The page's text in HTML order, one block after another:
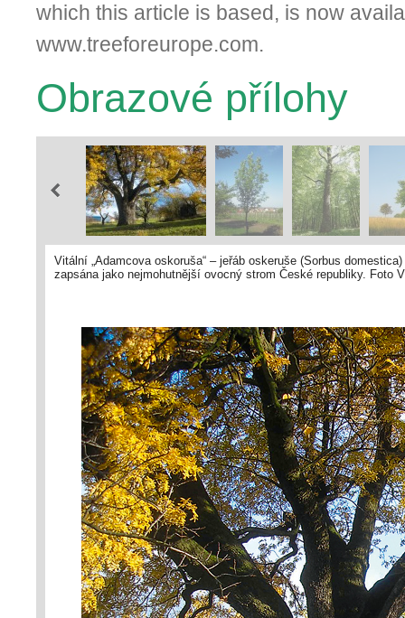
which this article is based, is now
www.treeforeurope.com.
Obrazové přílohy
Vitální „Adamcova oskoruša“ – jeřáb oskeruše (Sorbus
zapsána jako nejmohutnější ovocný strom České republiky. Foto